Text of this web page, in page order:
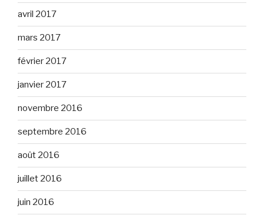
avril 2017
mars 2017
février 2017
janvier 2017
novembre 2016
septembre 2016
août 2016
juillet 2016
juin 2016